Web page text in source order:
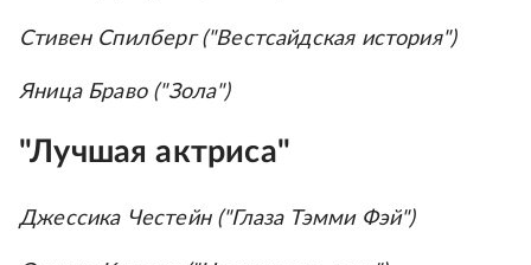
Стивен Спилберг ("Вестсайдская история")
Яница Браво ("Зола")
"Лучшая актриса"
Джессика Честейн ("Глаза Тэмми Фэй")